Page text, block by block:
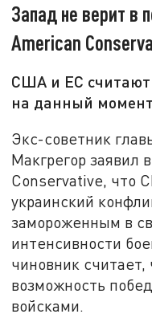
Запад не верит в
American
США и ЕС
на данный
Экс-советник
Макгрегор заявил
Conservative, что
украинский
замороженным в
интенсивности
чиновник
возможность
войсками.